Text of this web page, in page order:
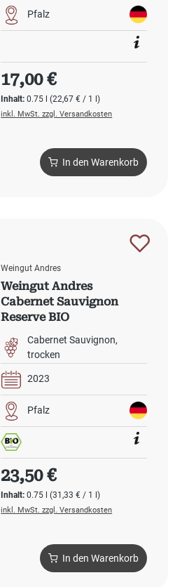
Pfalz
Inhalt:0.75 l(22,67 € / 1 l)
Regulärer Preis:
17,00 €
inkl. MwSt. zzgl. Versandkosten
In den Warenkorb
Weingut Andres
Weingut Andres
Cabernet Sauvignon
Reserve BIO
Cabernet Sauvignon
trocken
2023
Pfalz
Inhalt:0.75 l(31,33 € / 1 l)
Regulärer Preis:
23,50 €
inkl. MwSt. zzgl. Versandkosten
In den Warenkorb